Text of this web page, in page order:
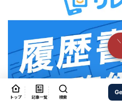
トップ 記事一覧 検索
個人情報の
個人情報の取り扱い
送